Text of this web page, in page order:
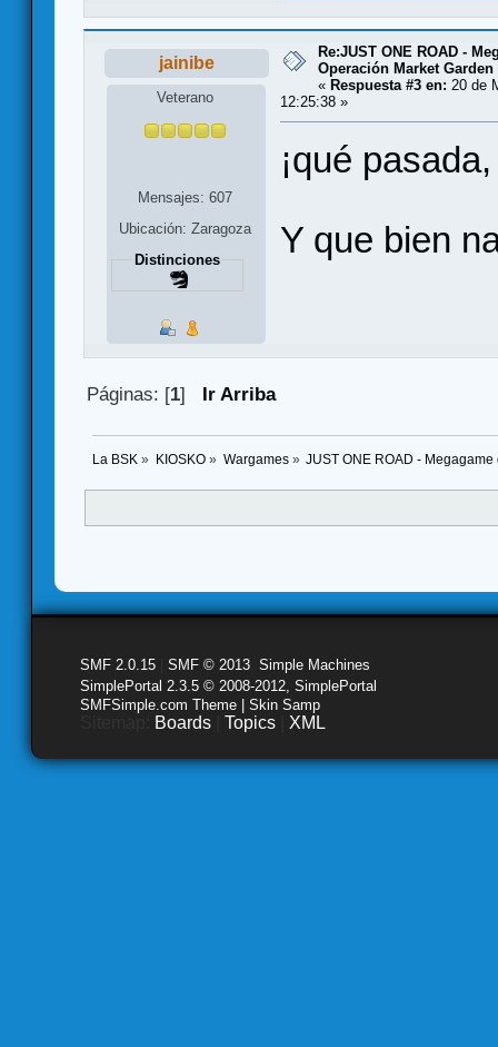
jainibe
Veterano
Mensajes: 607
Ubicación: Zaragoza
Distinciones
Re:JUST ONE ROAD -
Operación Market Garden
« Respuesta #3 en: 20 de
12:25:38 »
¡qué
Y que bien
Páginas: [1] Ir Arriba
La BSK » KIOSKO» Wargames» JUST ONE ROAD -
SMF 2.0.15 SMF © 2013 Simple Machines
SimplePortal 2.3.5 © 2008-2012, SimplePortal
SMFSimple.com Theme | Skin Samp
Boards Topics XML